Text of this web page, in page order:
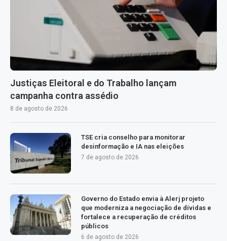
Justiças Eleitoral e do Trabalho lançam
campanha contra assédio
8 de agosto de 2026
TSE cria conselho para monitorar
desinformação e IA nas eleições
7 de agosto de 2026
Governo do Estado envia à Alerj projeto
que moderniza a negociação de dívidas e
fortalece a recuperação de créditos
públicos
6 de agosto de 2026